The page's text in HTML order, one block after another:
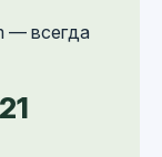
— всегда